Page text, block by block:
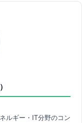
ルギー・IT分野のコン